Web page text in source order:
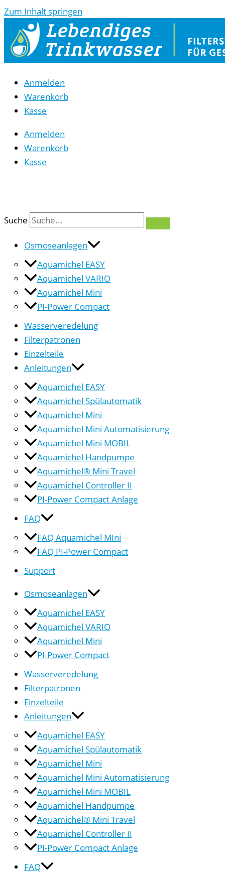
Zum Inhalt springen
Anmelden
Warenkorb
Kasse
Anmelden
Warenkorb
Kasse
Suche
Osmoseanlagen
Aquamichel EASY
Aquamichel VARIO
Aquamichel Mini
PI-Power Compact
Wasserveredelung
Filterpatronen
Einzelteile
Anleitungen
Aquamichel EASY
Aquamichel Spülautomatik
Aquamichel Mini
Aquamichel Mini Automatisierung
Aquamichel Mini MOBIL
Aquamichel Handpumpe
Aquamichel® Mini Travel
Aquamichel Controller II
PI-Power Compact Anlage
FAQ
FAQ Aquamichel MIni
FAQ PI-Power Compact
Support
Osmoseanlagen
Aquamichel EASY
Aquamichel VARIO
Aquamichel Mini
PI-Power Compact
Wasserveredelung
Filterpatronen
Einzelteile
Anleitungen
Aquamichel EASY
Aquamichel Spülautomatik
Aquamichel Mini
Aquamichel Mini Automatisierung
Aquamichel Mini MOBIL
Aquamichel Handpumpe
Aquamichel® Mini Travel
Aquamichel Controller II
PI-Power Compact Anlage
FAQ